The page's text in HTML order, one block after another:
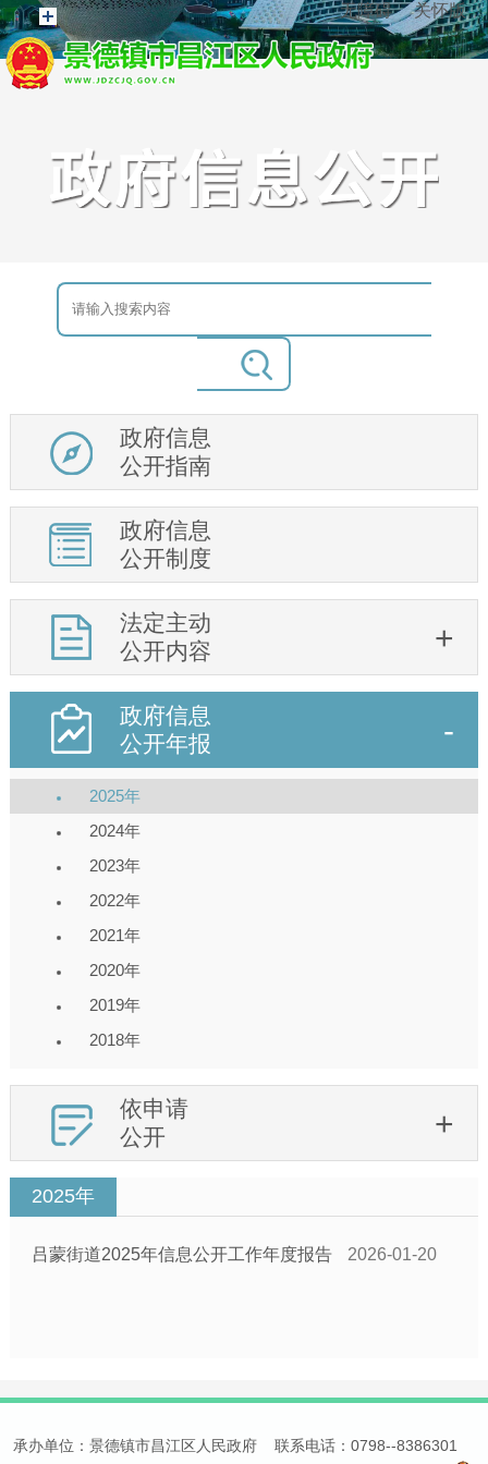
关怀版
无障碍
政府信息
公开指南
政府信息
公开制度
法定主动
公开内容
政府信息
公开年报
2025年
2024年
2023年
2022年
2021年
2020年
2019年
2018年
依申请
公开
2025年
吕蒙街道2025年信息公开工作年度报告 2026-01-20
承办单位：景德镇市昌江区人民政府 联系电话：0798--8386301